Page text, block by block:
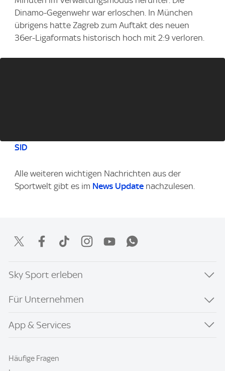
Dinamo-Gegenwehr war erloschen. In München
übrigens hatte Zagreb zum Auftakt des neuen
36er-Ligaformats historisch hoch mit 2:9 verloren.
SID
Alle weiteren wichtigen Nachrichten aus der
Sportwelt gibt es im News Update nachzulesen.
Sky Sport erleben
Für Unternehmen
App & Services
Häufige Fragen